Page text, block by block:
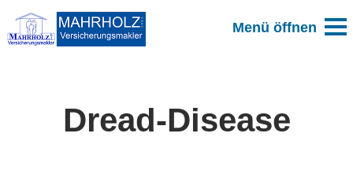
Dread-Disease